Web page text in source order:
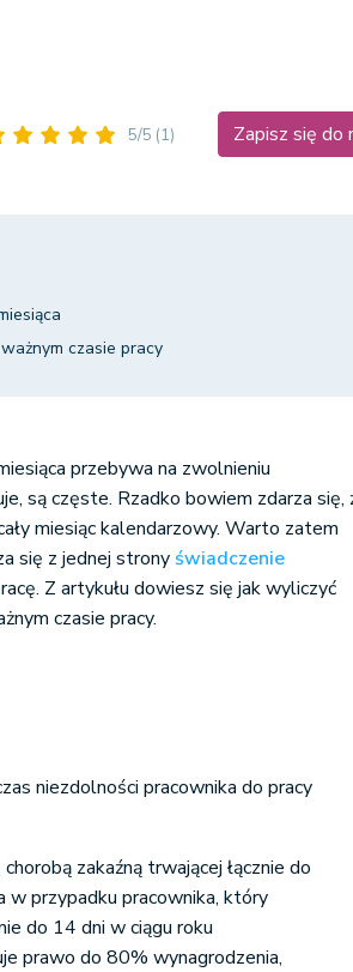
5/5 (1) Zapisz się
czasie pracy
przebywa na zwolnieniu
są częste. Rzadko bowiem zdarza się,
miesiąc kalendarzowy. Warto zatem
się z jednej strony świadczenie
Z artykułu dowiesz się jak wyliczyć
czasie pracy.
niezdolności pracownika do pracy
zakaźną trwającej łącznie do
w przypadku pracownika, który
do 14 dni w ciągu roku
prawo do 80% wynagrodzenia,